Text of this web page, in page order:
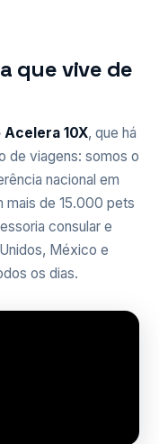
que vive de
10X, que há
de viagens: somos o
nacional em
mais de 15.000 pets
consular e
México e
os dias.